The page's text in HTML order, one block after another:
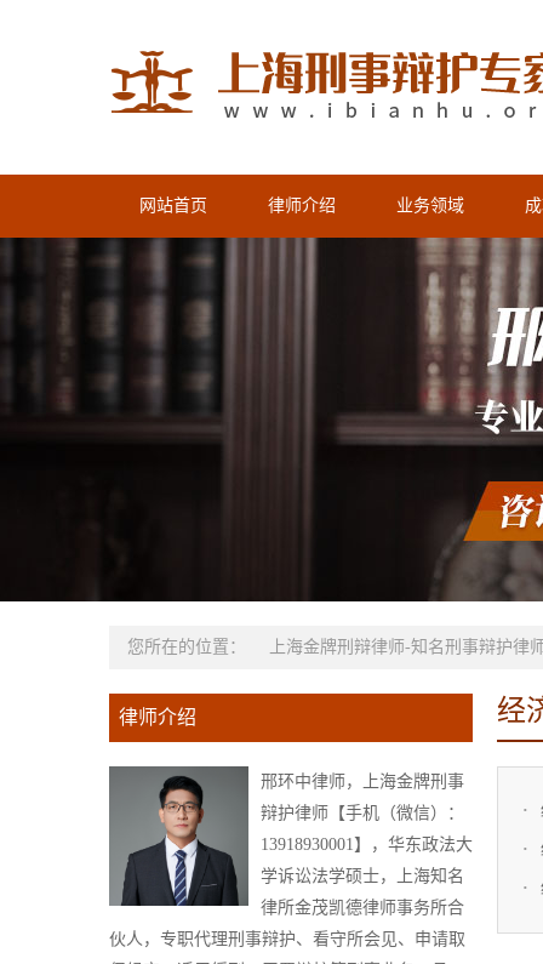
网站首页 律师介绍 业务领域
您所在的位置： 上海金牌刑辩律师-知名刑事辩护律
律师介绍
邢环中律师，上海金牌刑事
辩护律师【手机（微信）：
13918930001】，华东政法大
学诉讼法学硕士，上海知名
律所金茂凯德律师事务所合
伙人，专职代理刑事辩护、看守所会见、申请取
经